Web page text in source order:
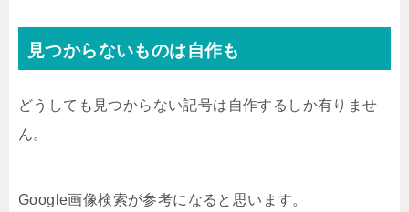
見つからないものは自作も
どうしても見つからない記号は自作するしか有りませ
ん。
Google画像検索が参考になると思います。